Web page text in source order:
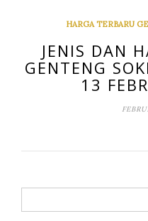
HARGA TERBARU
JENIS DAN
GENTENG
13
untuk: